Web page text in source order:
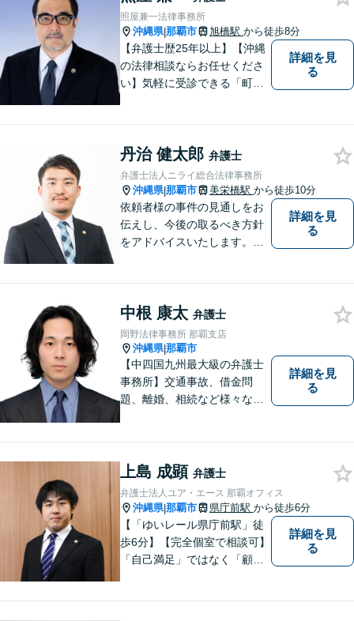
照屋兼一法律事務所
沖縄県|那覇市 旭橋駅 から徒歩8分
【弁護士歴25年以上】【沖縄
の法律相談ならお任せくださ
い】気軽に受診できる「町医
かし、ひとりでも多く悩まれ
ている方を救います。ぜひご
相談ください。
詳細を見
る
丹治 健太郎 弁護士
弁護士法人ニライ総合法律事務所
沖縄県|那覇市 美栄橋駅 から徒歩10分
依頼者様の事件の見通しをお
伝えし、今後の取るべき方針
をアドバイスいたします。徹
詳細を見
る
中根 康太 弁護士
岡野法律事務所 那覇支店
沖縄県|那覇市
【中四国九州最大級の弁護士
事務所】交通事故、借金問
題、離婚、相続など様々な問
い！
詳細を見
る
上島 成顕 弁護士
弁護士法人ユア・エース 那覇オフィス
沖縄県|那覇市 県庁前駅 から徒歩6分
【「ゆいレール県庁前駅」徒
歩6分】【完全個室で相談可】
「自己満足」ではなく「顧客
詳細を見
る